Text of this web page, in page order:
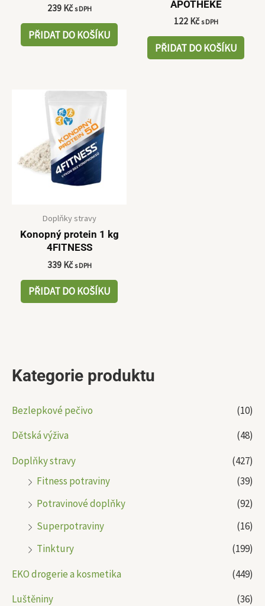
Kategorie produktu
Bezlepkové pečivo
(10)
Dětská výživa
(48)
Doplňky stravy
(427)
Fitness potraviny
(39)
Potravinové doplňky
(92)
Superpotraviny
(16)
Tinktury
(199)
EKO drogerie a kosmetika
(449)
Luštěniny
(36)
239 Kč s DPH
PŘIDAT DO KOŠÍKU
APOTHEKE
122 Kč s DPH
PŘIDAT DO KOŠÍKU
Doplňky stravy
Konopný protein 1 kg
4FITNESS
339 Kč s DPH
PŘIDAT DO KOŠÍKU